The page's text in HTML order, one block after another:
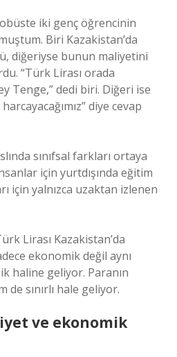
iki genç öğrencinin
Biri Kazakistan’da
diğeriyse bunun maliyetini
“Türk Lirası orada
Tenge,” dedi biri. Diğeri ise
diye cevap
sınıfsal farkları ortaya
için yurtdışında eğitim
için yalnızca uzaktan izlenen
Lirası Kazakistan’da
ekonomik değil aynı
haline geliyor. Paranın
de sınırlı hale geliyor.
ve ekonomik